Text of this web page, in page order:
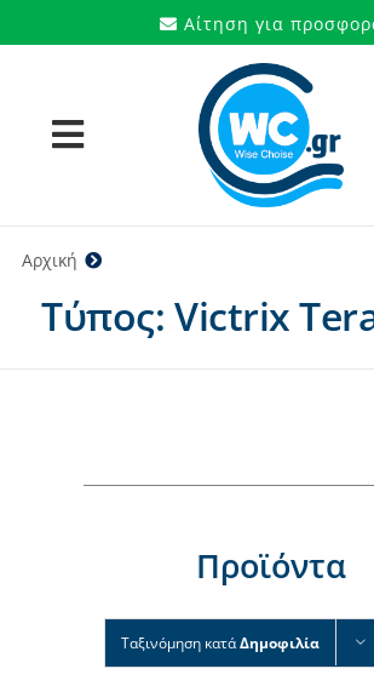
στο
Αίτηση για
Toggle
Navigation
Προϊόντα
Υπηρεσίες
Επικοινωνία
Αρχική
Τύπος: Victrix
Προϊόντα
Ταξινόμηση κατάΔημοφιλία